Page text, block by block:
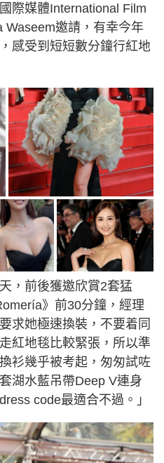
際媒體International Film
Waseem邀請，有幸今年
感受到短短數分鐘行紅地
，前後獲邀欣賞2套猛
》前30分鐘，經理
求她極速換裝，不要着同
紅地毯比較緊張，所以準
衫幾乎被考起，匆匆試咗
湖水藍吊帶Deep V連身
code最適合不過。」